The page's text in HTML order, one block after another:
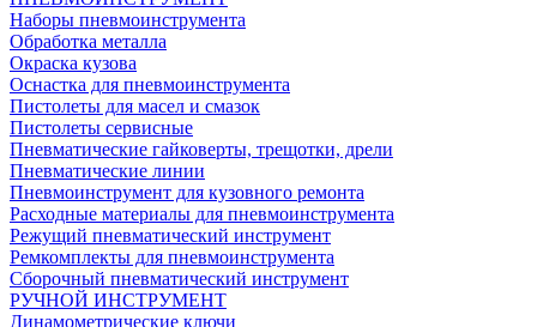
Наборы пневмоинструмента
Обработка металла
Окраска кузова
Оснастка для пневмоинструмента
Пистолеты для масел и смазок
Пистолеты сервисные
Пневматические гайковерты, трещотки, дрели
Пневматические линии
Пневмоинструмент для кузовного ремонта
Расходные материалы для пневмоинструмента
Режущий пневматический инструмент
Ремкомплекты для пневмоинструмента
Сборочный пневматический инструмент
РУЧНОЙ ИНСТРУМЕНТ
Динамометрические ключи